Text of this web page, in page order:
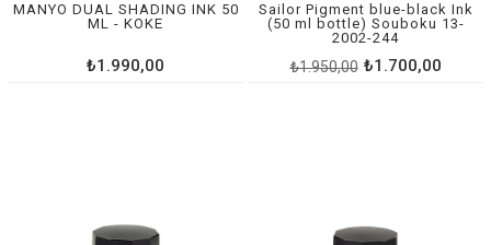
MANYO DUAL SHADING INK 50
ML - KOKE
₺1.990,00
Sailor Pigment blue-black Ink
(50 ml bottle) Souboku 13-
2002-244
₺1.700,00
₺1.950,00